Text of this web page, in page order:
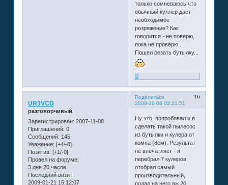
только сомневаюсь что
обычный куллер даст
необходимое
розряжение? Как
говорится - не поверю,
пока не проверю...
Пошел резать бутылку...
0
Поделиться
16
2008-10-08 02:21:51
UR3VCD
разговорчивый
Зарегистрирован: 2007-11-08
Приглашений: 0
Сообщений: 145
Уважение: [+4/-0]
Позитив: [+1/-0]
Провел на форуме:
3 дня 20 часов
Последний визит:
2009-01-21 15:12:07
Ну что, попробовал и я
сделать такой пылесос
из бутылки и кулера от
компа (8см). Результат
не впечатляет - я
перебрал 7 кулеров,
отобрал самый
производительный,
подал на него аж 20